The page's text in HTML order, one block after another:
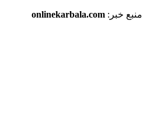
منبع خبر: onlinekarbala.com